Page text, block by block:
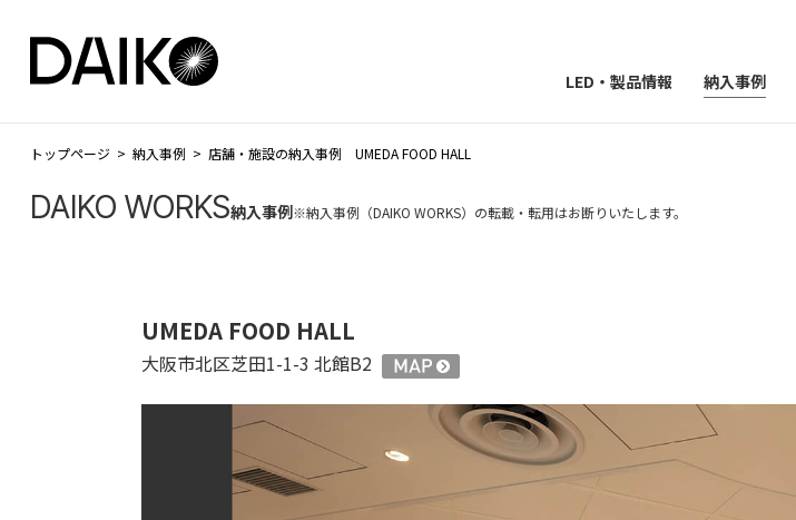
LED・製品情報
納入事例
トップページ 納入事例 店舗・施設の納入事例 UMEDA FOOD HALL
DAIKO WORKS納入事例※納入事例（DAIKO WORKS）の転載・転用はお断りいたします。
UMEDA FOOD HALL
大阪市北区芝田1-1-3 北館B2